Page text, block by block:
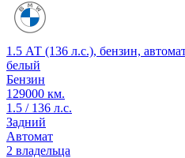
1.5 АТ (136 л.с.), бензин,
белый
Бензин
129000 км.
1.5 / 136 л.с.
Задний
Автомат
2 владельца